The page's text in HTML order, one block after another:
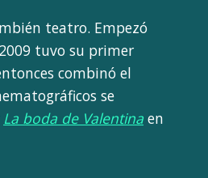
teatro. Empezó
tuvo su primer
combinó el
se
La boda de Valentina en